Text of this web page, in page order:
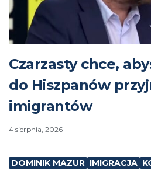
Czarzasty chce,
do Hiszpanów
imigrantów
4 sierpnia, 2026
DOMINIK MAZUR IMIGRACJA